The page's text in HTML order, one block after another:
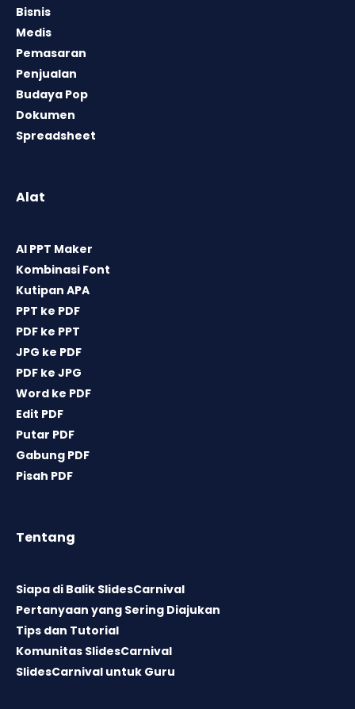
Bisnis
Medis
Pemasaran
Penjualan
Budaya Pop
Dokumen
Spreadsheet
Alat
AI PPT Maker
Kombinasi Font
Kutipan APA
PPT ke PDF
PDF ke PPT
JPG ke PDF
PDF ke JPG
Word ke PDF
Edit PDF
Putar PDF
Gabung PDF
Pisah PDF
Tentang
Siapa di Balik SlidesCarnival
Pertanyaan yang Sering Diajukan
Tips dan Tutorial
Komunitas SlidesCarnival
SlidesCarnival untuk Guru